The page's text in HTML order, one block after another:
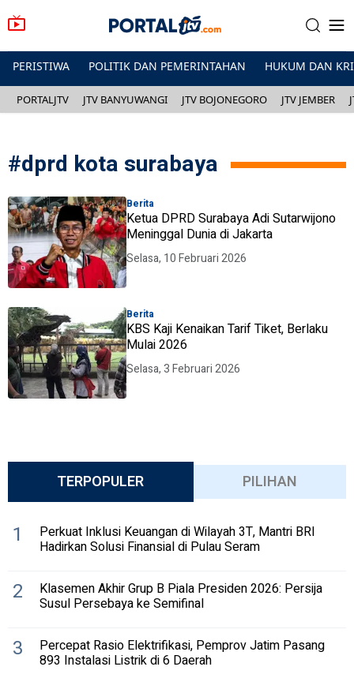
PERISTIWA POLITIK DAN PEMERINTAHAN HUKUM DAN
PORTALJTV JTV BANYUWANGI JTV BOJONEGORO JTV JEMBER
#dprd kota surabaya
Berita
Ketua DPRD Surabaya Adi Sutarwijono
Meninggal Dunia di Jakarta
Selasa, 10 Februari 2026
Berita
KBS Kaji Kenaikan Tarif Tiket, Berlaku
Mulai 2026
Selasa, 3 Februari 2026
TERPOPULER PILIHAN
1 Perkuat Inklusi Keuangan di Wilayah 3T, Mantri BRI
Hadirkan Solusi Finansial di Pulau Seram
2 Klasemen Akhir Grup B Piala Presiden 2026: Persija
Susul Persebaya ke Semifinal
3 Percepat Rasio Elektrifikasi, Pemprov Jatim Pasang
893 Instalasi Listrik di 6 Daerah